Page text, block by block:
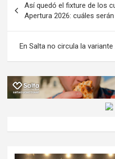
o
k
p
p
m
de
entradas
Así quedó el fixture de los
Apertura 2026: cuáles
En Salta no circula la